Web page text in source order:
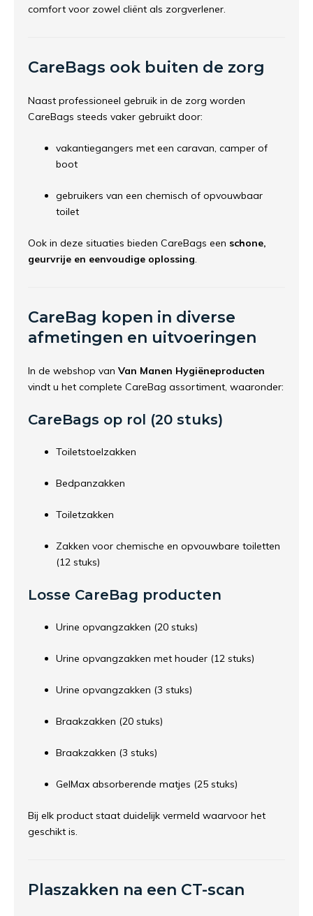
comfort voor zowel cliënt als zorgverlener.
CareBags ook buiten de zorg
Naast professioneel gebruik in de zorg worden
CareBags steeds vaker gebruikt door:
vakantiegangers met een caravan, camper of
boot
gebruikers van een chemisch of opvouwbaar
toilet
Ook in deze situaties bieden CareBags een schone,
geurvrije en eenvoudige oplossing.
CareBag kopen in diverse
afmetingen en uitvoeringen
In de webshop van Van Manen Hygiëneproducten
vindt u het complete CareBag assortiment, waaronder:
CareBags op rol (20 stuks)
Toiletstoelzakken
Bedpanzakken
Toiletzakken
Zakken voor chemische en opvouwbare toiletten
(12 stuks)
Losse CareBag producten
Urine opvangzakken (20 stuks)
Urine opvangzakken met houder (12 stuks)
Urine opvangzakken (3 stuks)
Braakzakken (20 stuks)
Braakzakken (3 stuks)
GelMax absorberende matjes (25 stuks)
Bij elk product staat duidelijk vermeld waarvoor het
geschikt is.
Plaszakken na een CT-scan